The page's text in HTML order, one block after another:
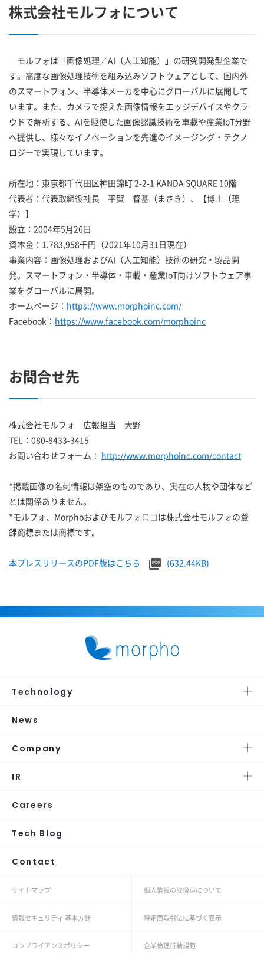
株式会社モルフォについて
モルフォは「画像処理／AI（人工知能）」の研究開発型企業で
す。高度な画像処理技術を組み込みソフトウェアとして、国内外
のスマートフォン、半導体メーカを中心にグローバルに展開して
います。また、カメラで捉えた画像情報をエッジデバイスやクラ
ウドで解析する、AIを駆使した画像認識技術を車載や産業IoT分野
へ提供し、様々なイノベーションを先進のイメージング・テクノ
ロジーで実現しています。
所在地：東京都千代田区神田錦町 2-2-1 KANDA SQUARE 10階
代表者：代表取締役社長 平賀 督基（まさき）、【博士（理
学）】
設立：2004年5月26日
資本金：1,783,958千円（2021年10月31日現在）
事業内容：画像処理およびAI（人工知能）技術の研究・製品開
発。スマートフォン・半導体・車載・産業IoT向けソフトウェア事
業をグローバルに展開。
ホームページ： https://www.morphoinc.com/
Facebook： https://www.facebook.com/morphoinc
お問合せ先
株式会社モルフォ 広報担当 大野
TEL：080-8433-3415
お問い合わせフォーム： http://www.morphoinc.com/contact
*掲載画像の名刺情報は架空のものであり、実在の人物や団体など
とは関係ありません。
*モルフォ、Morphoおよびモルフォロゴは株式会社モルフォの登
録商標または商標です。
本プレスリリースのPDF版はこちら (632.44KB)
Technology
News
Company
IR
Careers
Tech Blog
Contact
サイトマップ 個人情報の取扱いについて
情報セキュリティ 基本方針 特定商取引法に基づく表示
コンプライアンスポリシー 企業倫理行動規範